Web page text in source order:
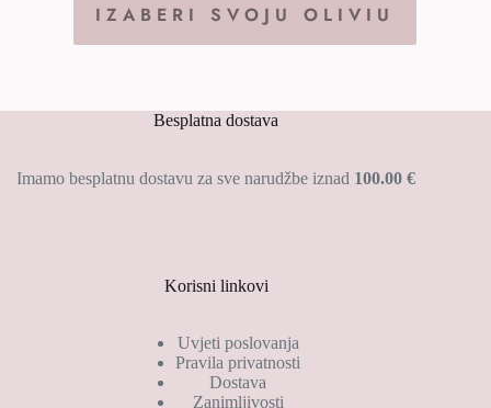
IZABERI SVOJU OLIVIU
Besplatna dostava
Imamo besplatnu dostavu za sve narudžbe iznad 100.00 €
Korisni linkovi
Uvjeti poslovanja
Pravila privatnosti
Dostava
Zanimljivosti